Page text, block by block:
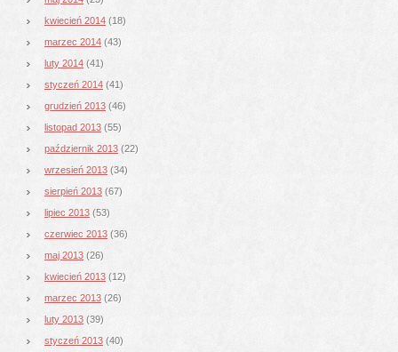
kwiecień 2014 (18)
marzec 2014 (43)
luty 2014 (41)
styczeń 2014 (41)
grudzień 2013 (46)
listopad 2013 (55)
październik 2013 (22)
wrzesień 2013 (34)
sierpień 2013 (67)
lipiec 2013 (53)
czerwiec 2013 (36)
maj 2013 (26)
kwiecień 2013 (12)
marzec 2013 (26)
luty 2013 (39)
styczeń 2013 (40)